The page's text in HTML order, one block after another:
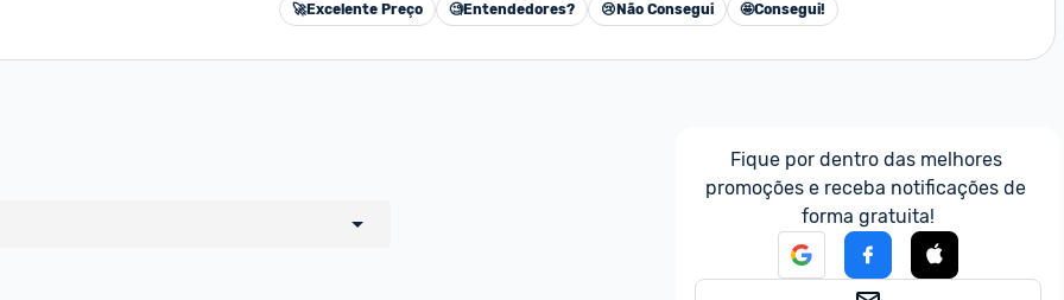
🚀Excelente Preço 🧐Entendedores? 😢 Não Consegui 🤩Consegui!
Fique por dentro das melhores
promoções e receba notificações de
forma gratuita!